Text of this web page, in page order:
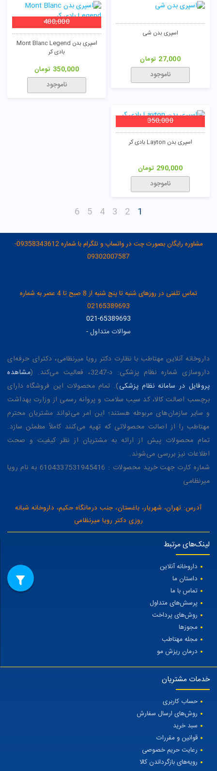
اسپری بدن شی
27,000 تومان
ناموجود
اسپری بدن Mont Blanc Legend
بادی کر
480,000
350,000 تومان
ناموجود
اسپری بدن Layton بادی کر
350,000
290,000 تومان
ناموجود
1
2
3
4
5
6
مشاوره رایگان بصورت چت در واتساپ و تلگرام با شماره 09358343612-
09302007587
تماس تلفنی در روزهای شنبه تا پنج شنبه از 8 صبح تا 4 عصر به شماره
02165389693
021-65389693
سوالات متداول-
داروخانه آنلاین مهتاطب با نظارت دکتر رویا میرنظامی، دکترای حرفه‌ای
داروسازی شماره نظام پزشکی: د-3247، فعالیت می‌کند. (
مشاهده
پروفایل در سامانه نظام پزشکی). تمام محصولات این فروشگاه دارای
برچسب اصالت کالا، کد سیب سلامت و پروانه رسمی از وزارت بهداشت
و سایر سازمان‌های مربوطه هستند؛ این امر می‌تواند مشتریان محترم
مهتاطب را از اصالت محصولاتی که تهیه می‌کنند کاملاً مطمئن سازد.
تمام محصولات پیش از ارائه به مشتریان از نظر کیفیت و صحت
اطلاعات نیز بررسی می‌شوند.
شماره کارت جهت خرید محصولات : 6104337531945416 به نام رویا
میرنظامی
آدرس: تهران، شهریار، باغستان، جنب درمانگاه حکیم، داروخانه شبانه
روزی دکتر رویا میرنظامی
لینک‌های مرتبط
داروخانه آنلاین
داستان ما
تماس با ما
پرسش‌های متداول
روش‌های پرداخت
مجوزها
مجله مهتاطب
درمان ریزش مو
خدمات مشتریان
حساب کاربری
روش‌های ارسال سفارش
سبد خرید
قوانین و مقررات
رعایت حریم خصوصی
رویه‌های بازگرداندن کالا